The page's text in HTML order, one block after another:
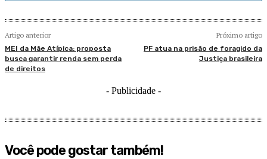
Artigo anterior
MEI da Mãe Atípica: proposta
busca garantir renda sem perda
de direitos
Próximo artigo
PF atua na prisão de foragido da
Justiça brasileira
- Publicidade -
Você pode gostar também!